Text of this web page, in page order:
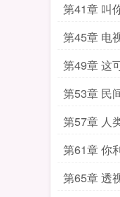
第41章 叫
第45章 电
第49章 这
能让啊
第53章 民
第57章 人
第61章 你
你
第65章 透